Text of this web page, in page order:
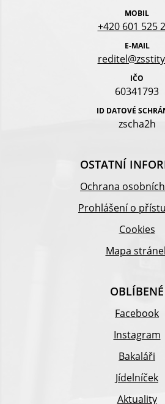
MOBIL
+420 601 525
E-MAIL
IČO
60341793
ID DATOVÉ
zscha2h
OSTATNÍ
Ochrana
Prohlášení o
Cookies
Mapa
OBLÍBENÉ
Facebook
Instagram
Bakaláři
Jídelníček
Aktuality